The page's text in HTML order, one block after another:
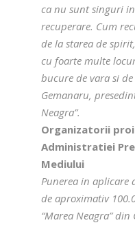
ca nu sunt singuri
recuperare. Cum
de la starea de
cu foarte multe
bucure de vara si
Gemanaru,
Neagra”.
Organizatorii
Administratiei
Mediului
Punerea in aplicare
de aproximativ
“Marea Neagra”